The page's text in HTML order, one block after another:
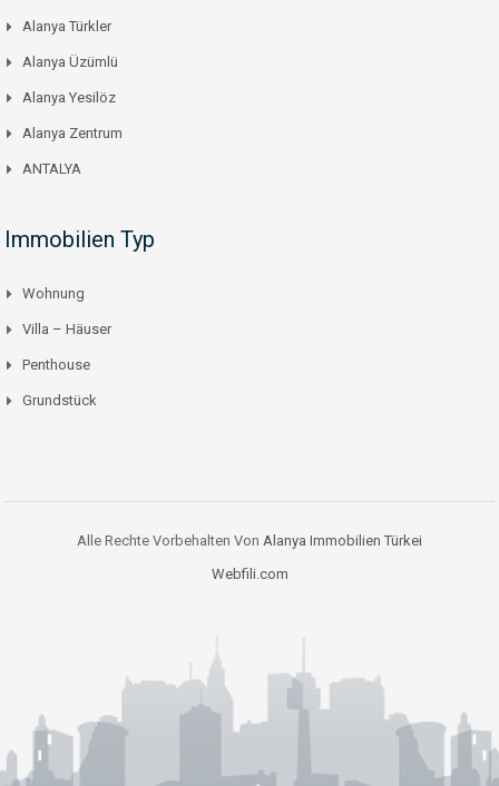
Alanya Türkler
Alanya Üzümlü
Alanya Yesilöz
Alanya Zentrum
ANTALYA
Immobilien Typ
Wohnung
Villa – Häuser
Penthouse
Grundstück
Alle Rechte Vorbehalten Von Alanya Immobilien Türkei
Webfili.com